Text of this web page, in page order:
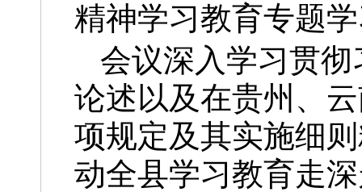
精神学习教育专题
会议深入学习贯
论述以及在贵州、
项规定及其实施细
动全县学习教育走